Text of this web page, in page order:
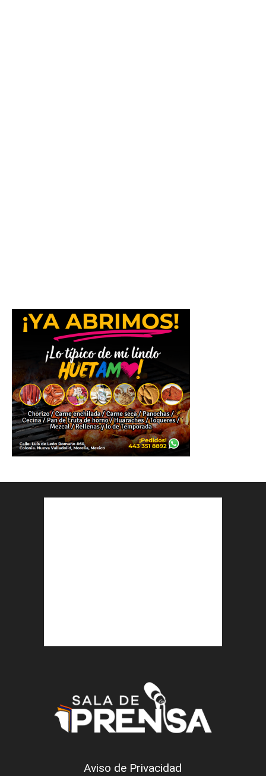
Aviso de Privacidad